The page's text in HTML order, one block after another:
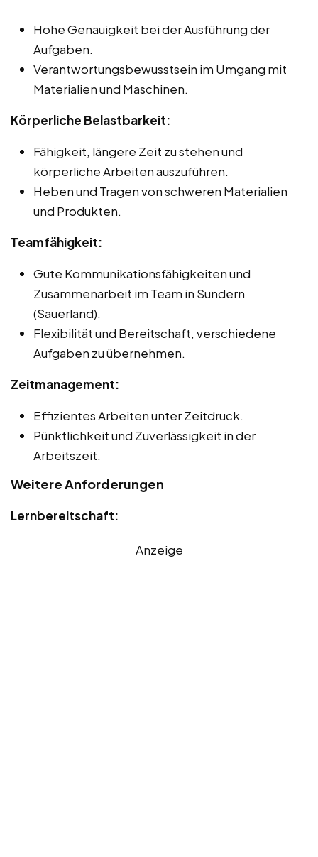
Hohe Genauigkeit bei der Ausführung der
Aufgaben.
Verantwortungsbewusstsein im Umgang mit
Materialien und Maschinen.
Körperliche Belastbarkeit:
Fähigkeit, längere Zeit zu stehen und
körperliche Arbeiten auszuführen.
Heben und Tragen von schweren Materialien
und Produkten.
Teamfähigkeit:
Gute Kommunikationsfähigkeiten und
Zusammenarbeit im Team in Sundern
(Sauerland).
Flexibilität und Bereitschaft, verschiedene
Aufgaben zu übernehmen.
Zeitmanagement:
Effizientes Arbeiten unter Zeitdruck.
Pünktlichkeit und Zuverlässigkeit in der
Arbeitszeit.
Weitere Anforderungen
Lernbereitschaft:
Anzeige